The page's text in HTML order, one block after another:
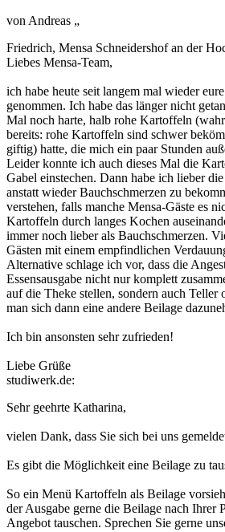
von Andreas „
Friedrich, Mensa Schneidershof an der
Liebes Mensa-Team,
ich habe heute seit langem mal wieder
genommen. Ich habe das länger nicht
Mal noch harte, halb rohe Kartoffeln
bereits: rohe Kartoffeln sind schwer
giftig) hatte, die mich ein paar Stunden
Leider konnte ich auch dieses Mal die
Gabel einstechen. Dann habe ich lieber
anstatt wieder Bauchschmerzen zu
verstehen, falls manche Mensa-Gäste es
Kartoffeln durch langes Kochen
immer noch lieber als Bauchschmerzen.
Gästen mit einem empfindlichen
Alternative schlage ich vor, dass die
Essensausgabe nicht nur komplett
auf die Theke stellen, sondern auch Teller
man sich dann eine andere Beilage
Ich bin ansonsten sehr zufrieden!
Liebe Grüße
studiwerk.de:
Sehr geehrte Katharina,
vielen Dank, dass Sie sich bei uns
Es gibt die Möglichkeit eine Beilage zu
So ein Menü Kartoffeln als Beilage
der Ausgabe gerne die Beilage nach Ihrer
Angebot tauschen. Sprechen Sie gerne